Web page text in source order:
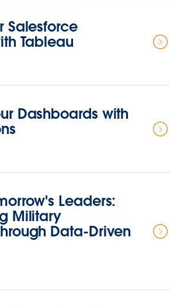
Salesforce
Tableau
Dashboards with
Leaders:
Military
Data-Driven